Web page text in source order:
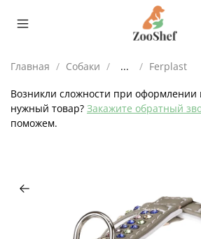
Главная Собаки ... Ferplast
Возникли сложности при
нужный товар? Закажите обратный
поможем.